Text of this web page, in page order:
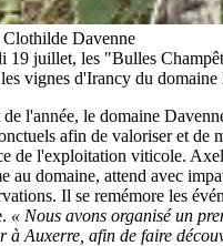
Davenne
19 juillet, les "Bulles
vignes d'Irancy du domaine
l'année, le domaine
afin de valoriser et de
de l'exploitation viticole.
au domaine, attend avec
Il se remémore les
« Nous avons organisé un
à Auxerre, afin de faire